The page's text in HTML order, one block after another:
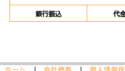
銀行振込 代
ホーム 会社概要 個人情報